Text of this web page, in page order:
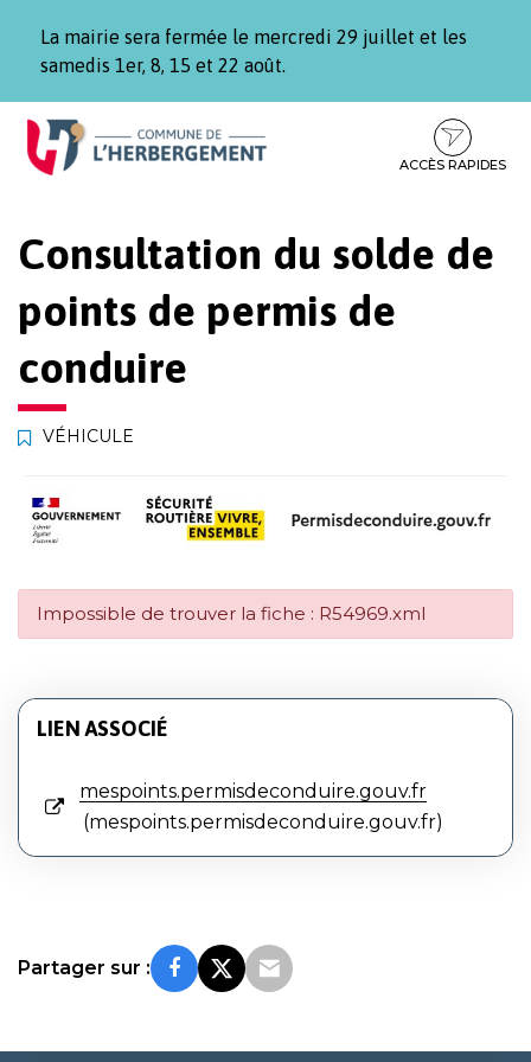
La mairie sera fermée le mercredi 29 juillet et les
samedis 1er, 8, 15 et 22 août.
Aller
Aller
contenu
Aller
pied
ACCÈS RAPIDES
Consultation du solde de
points de permis de
conduire
VÉHICULE
Impossible de trouver la fiche : R54969.xml
LIEN ASSOCIÉ
mespoints.permisdeconduire.gouv.fr
mespoints.permisdeconduire.gouv.fr
Partager sur :